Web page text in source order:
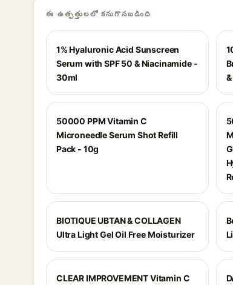
ఈ ఉత్పత్తులలో కనుగొనబడింది
1% Hyaluronic Acid Sunscreen
Serum with SPF 50 & Niacinamide -
30ml
50000 PPM Vitamin C
Microneedle Serum Shot Refill
Pack - 10g
BIOTIQUE UBTAN & COLLAGEN
Ultra Light Gel Oil Free Moisturizer
CLEAR IMPROVEMENT Vitamin C